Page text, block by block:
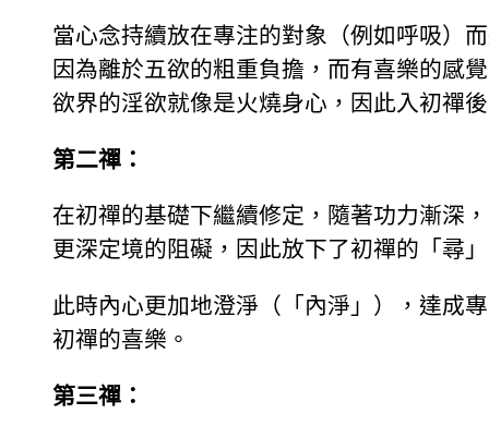
當心念持續放在專注的對象（例如呼吸）
因為離於五欲的粗重負擔，而有喜樂的感
欲界的淫欲就像是火燒身心，因此入初禪
第二禪：
在初禪的基礎下繼續修定，隨著功力漸深
更深定境的阻礙，因此放下了初禪的「尋
此時內心更加地澄淨（「內淨」），達成
初禪的喜樂。
第三禪：